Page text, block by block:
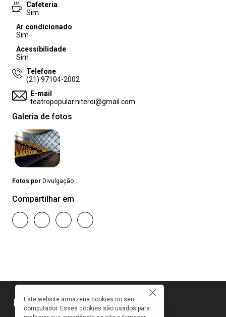
Cafeteria
Sim
Ar condicionado
Sim
Acessibilidade
Sim
Telefone
(21) 97104-2002
E-mail
teatropopular.niteroi@gmail.com
Galeria de fotos
Fotos por Divulgação
Compartilhar em
Este website armazena cookies no seu
computador. Esses cookies são usados para